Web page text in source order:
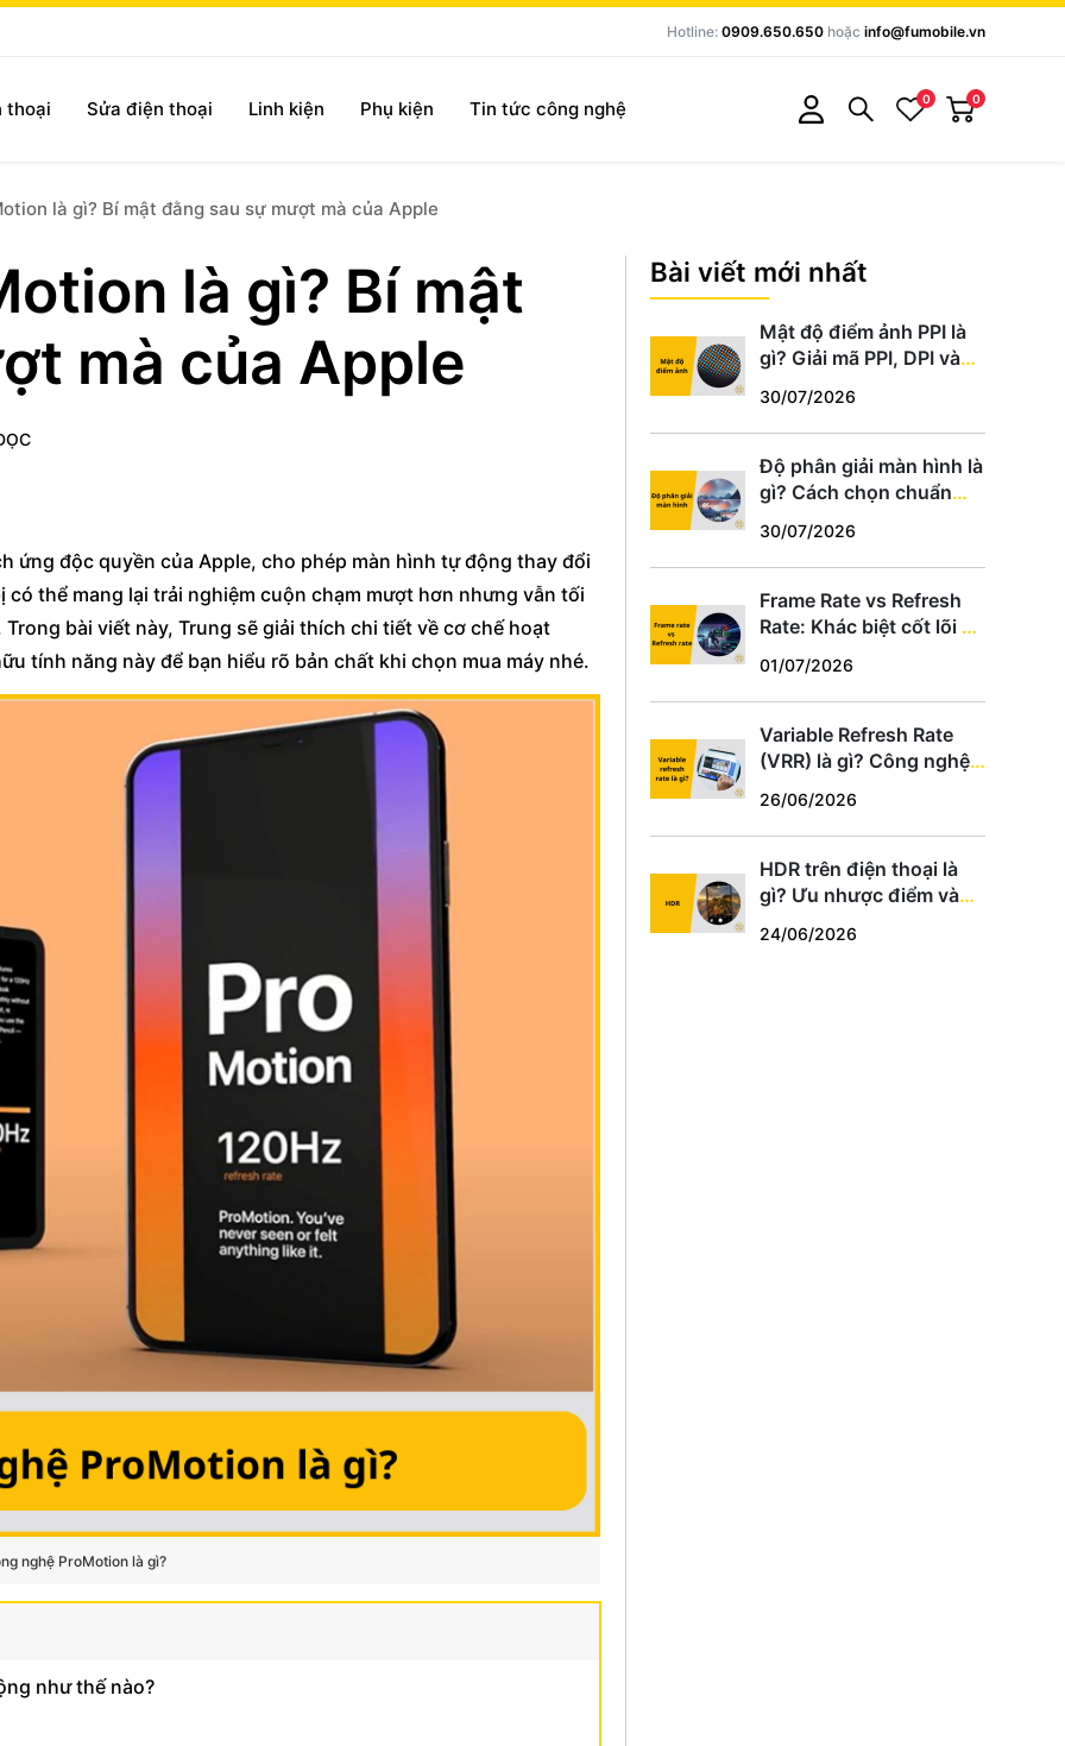
Hotline: 0909.650.650 hoặc info@fumobile.vn
thoại Sửa điện thoại Linh kiện Phụ kiện Tin tức công nghệ 0 0
là gì? Bí mật đằng sau sự mượt mà của Apple
là gì? Bí mật
mà của Apple
ứng độc quyền của Apple, cho phép màn hình tự động thay đổi
thể mang lại trải nghiệm cuộn chạm mượt hơn nhưng vẫn tối
bài viết này, Trung sẽ giải thích chi tiết về cơ chế hoạt
tính năng này để bạn hiểu rõ bản chất khi chọn mua máy nhé.
nghệ ProMotion là gì?
như thế nào?
Bài viết mới nhất
Mật độ điểm ảnh PPI là
gì? Giải mã PPI, DPI và
chuẩn
30/07/2026
Độ phân giải màn hình là
gì? Cách chọn chuẩn
hợp
30/07/2026
Frame Rate vs Refresh
Rate: Khác biệt cốt lõi và
hợp
01/07/2026
Variable Refresh Rate
(VRR) là gì? Công nghệ
thủ PC, PS5, Xbox
26/06/2026
HDR trên điện thoại là
gì? Ưu nhược điểm và
24/06/2026